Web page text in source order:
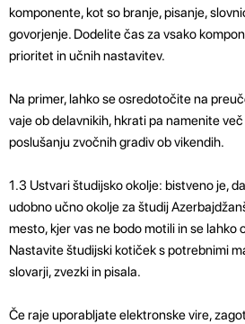
komponente, kot so branje, pisanje,
govorjenje. Dodelite čas za vsako
prioritet in učnih nastavitev.
Na primer, lahko se osredotočite na
vaje ob delavnikih, hkrati pa namenite
poslušanju zvočnih gradiv ob vikendih.
1.3 Ustvari študijsko okolje: bistveno je,
udobno učno okolje za študij
mesto, kjer vas ne bodo motili in se lahko
Nastavite študijski kotiček s potrebnimi
slovarji, zvezki in pisala.
Če raje uporabljate elektronske vire,